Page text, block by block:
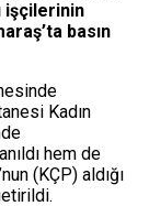
işçilerinin
basın
Kadın
hem de
(KÇP) aldığı